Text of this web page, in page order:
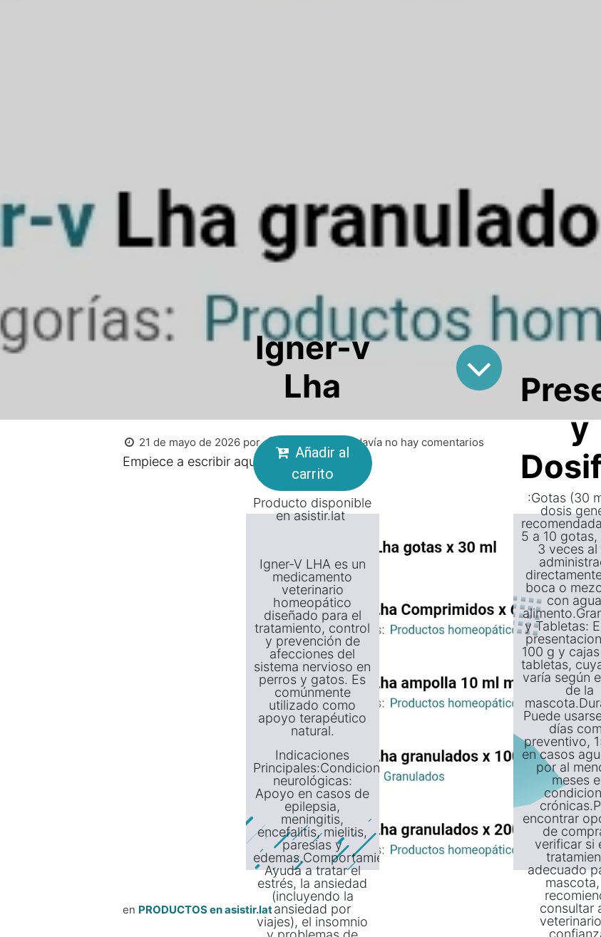
21 de mayo de 2026 por Asistir.lat | Todavía no hay comentarios
Empiece a escribir aquí...
Igner-v
Lha
Añadir al
carrito
Producto disponible
en asistir.lat
Igner-V LHA es un
medicamento
veterinario
homeopático
diseñado para el
tratamiento, control
y prevención de
afecciones del
sistema nervioso en
perros y gatos. Es
comúnmente
utilizado como
apoyo terapéutico
natural.
Indicaciones
Principales:Condiciones
neurológicas:
Apoyo en casos de
epilepsia,
meningitis,
encefalitis, mielitis,
paresias y
edemas.Comportamiento:
Ayuda a tratar el
estrés, la ansiedad
(incluyendo la
ansiedad por
viajes), el insomnio
y
:Gotas (30
dosis
5 a 10 gotas,
3 veces al
boca o
con
y Tabletas:
100 g y
tabletas,
varía según
de la
Puede
días
preventivo,
en casos
por al
meses
encontrar
de
verificar si
adecuado
consultar
en PRODUCTOS en asistir.lat